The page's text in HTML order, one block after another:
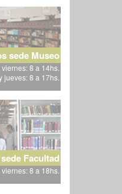
sede Museo
8 a 14hs.
jueves: 8 a 17hs.
Facultad
8 a 18hs.